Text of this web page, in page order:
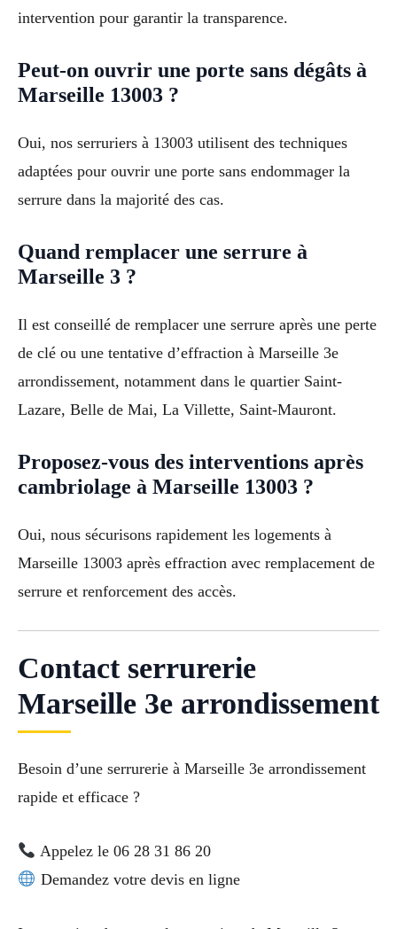
intervention pour garantir la transparence.
Peut-on ouvrir une porte sans dégâts à
Marseille 13003 ?
Oui, nos serruriers à 13003 utilisent des techniques
adaptées pour ouvrir une porte sans endommager la
serrure dans la majorité des cas.
Quand remplacer une serrure à
Marseille 3 ?
Il est conseillé de remplacer une serrure après une perte
de clé ou une tentative d’effraction à Marseille 3e
arrondissement, notamment dans le quartier Saint-
Lazare, Belle de Mai, La Villette, Saint-Mauront.
Proposez-vous des interventions après
cambriolage à Marseille 13003 ?
Oui, nous sécurisons rapidement les logements à
Marseille 13003 après effraction avec remplacement de
serrure et renforcement des accès.
Contact serrurerie
Marseille 3e arrondissement
Besoin d’une serrurerie à Marseille 3e arrondissement
rapide et efficace ?
Appelez le 06 28 31 86 20
Demandez votre devis en ligne